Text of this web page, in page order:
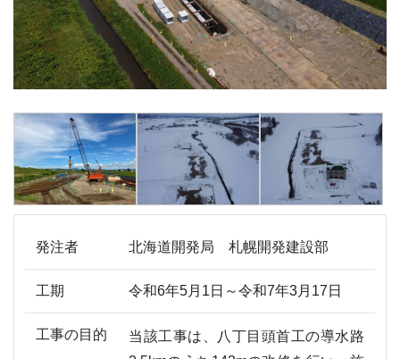
発注者 北海道開発局 札幌開発建設部
工期 令和6年5月1日～令和7年3月17日
工事の目的
当該工事は、八丁目頭首工の導水路